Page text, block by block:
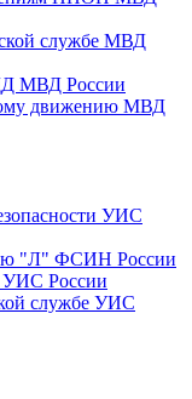
службе МВД
МВД России
движению МВД
УИС
"Л" ФСИН России
УИС России
службе УИС